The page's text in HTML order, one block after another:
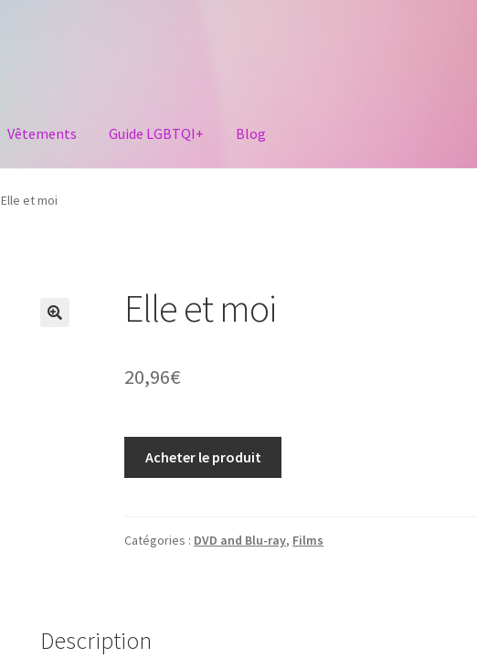
Vêtements Guide LGBTQI+ Blog
Elle et moi
Elle et moi
20,96€
Acheter le produit
Catégories : DVD and Blu-ray, Films
Description